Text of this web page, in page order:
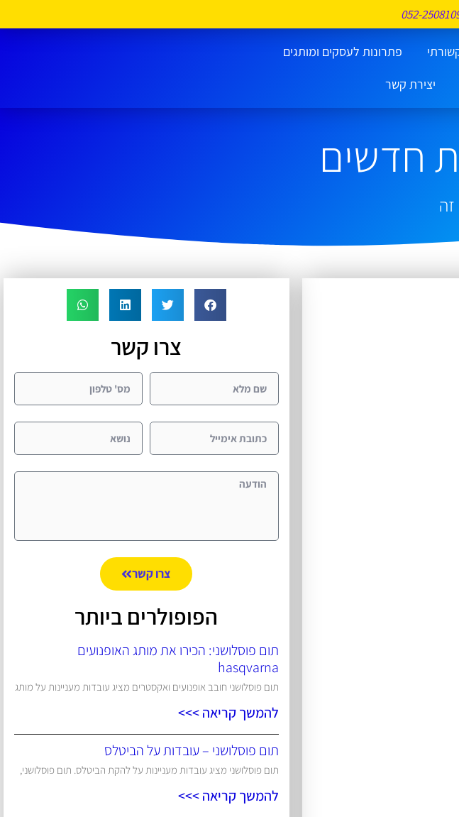
052-
פתרונות לעסקים ומותגים
יצירת קשר
חדשים
צרו קשר
צרו קשר
הפופולרים ביותר
תום פוסלושני: הכירו את מותג האופנועים
hasqvarna
תום פוסלושני חובב אופנועים ואקסטרים מציג עובדות מעניינות על מותג
להמשך קריאה >>>
תום פוסלושני – עובדות על הביטלס
תום פוסלושני מציג עובדות מעניינות על להקת הביטלס. תום פוסלושני,
להמשך קריאה >>>